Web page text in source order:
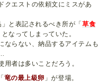
クエストの依頼文にミスがあ
」と表記されるべき所が「草食
なってしまっていた。
ならない、納品するアイテムも
用者は多いことだろう。
竜の最上級卵 」が登場。